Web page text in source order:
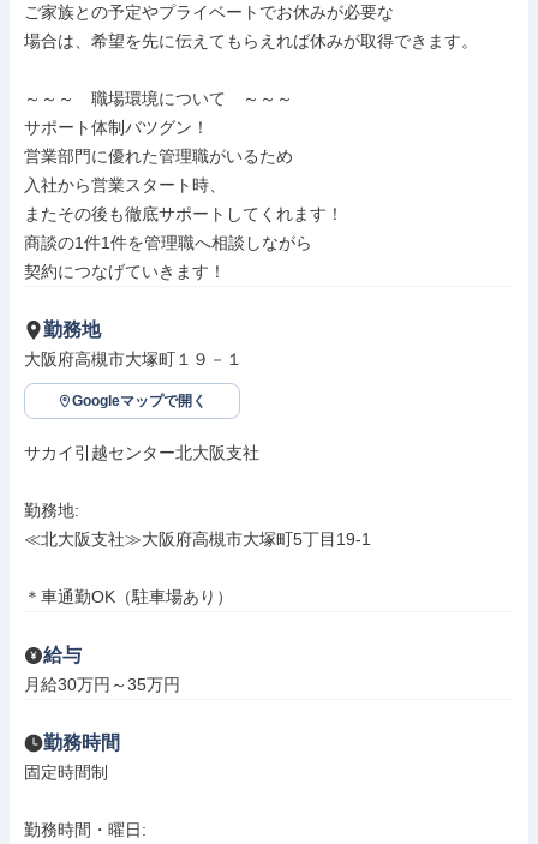
ご家族との予定やプライベートでお休みが必要な
場合は、希望を先に伝えてもらえれば休みが取得できます。
～～～　職場環境について　～～～
サポート体制バツグン！
営業部門に優れた管理職がいるため
入社から営業スタート時、
またその後も徹底サポートしてくれます！
商談の1件1件を管理職へ相談しながら
契約につなげていきます！
勤務地
大阪府高槻市大塚町１９－１
Googleマップで開く
サカイ引越センター北大阪支社
勤務地:
≪北大阪支社≫大阪府高槻市大塚町5丁目19-1
＊車通勤OK（駐車場あり）
給与
月給30万円～35万円
勤務時間
固定時間制
勤務時間・曜日: